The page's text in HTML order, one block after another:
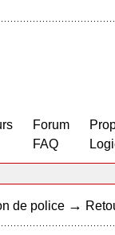
Forum
FAQ
de police →